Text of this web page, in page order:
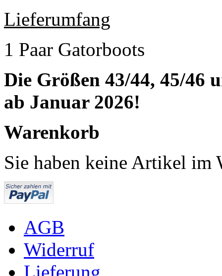
Lieferumfang
1 Paar Gatorboots
Die Größen 43/44, 45/46
ab Januar 2026!
Warenkorb
Sie haben keine Artikel im
AGB
Widerruf
Lieferung